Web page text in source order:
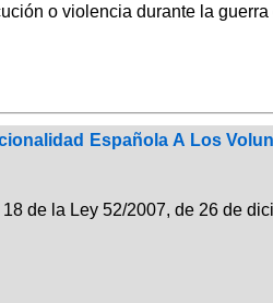
o violencia durante la
Española A Los
de la Ley 52/2007, de 26 de